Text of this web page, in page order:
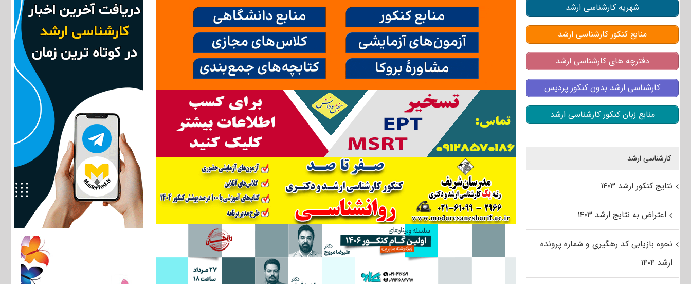
شهریه کارشناسی ارشد
منابع کنکور کارشناسی ارشد
دفترچه های کارشناسی ارشد
کارشناسی ارشد بدون کنکور پردیس
منابع زبان کنکور کارشناسی ارشد
کارشناسی ارشد
نتایج کنکور ارشد ۱۴۰۳
اعتراض به نتایج ارشد ۱۴۰۳
نحوه بازیابی کد رهگیری و شماره پرونده
ارشد ۱۴۰۴